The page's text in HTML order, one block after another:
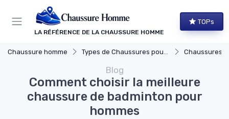
LA RÉFÉRENCE DE LA CHAUSSURE HOMME
TOPs
Chaussure homme Types de Chaussures pour Hommes Chaussures
Blog
Comment choisir la meilleure
chaussure de badminton pour
hommes
Panneau de gestion des cookies